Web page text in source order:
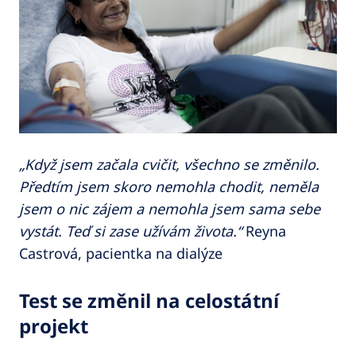
„Když jsem začala cvičit, všechno se změnilo.
Předtím jsem skoro nemohla chodit, neměla
jsem o nic zájem a nemohla jsem sama sebe
vystát. Teď si zase užívám života.“Reyna
Castrová, pacientka na dialýze
Test se změnil na celostátní
projekt